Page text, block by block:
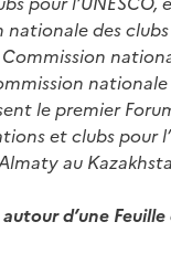
des clubs
le premier
et clubs pour
au
d’une